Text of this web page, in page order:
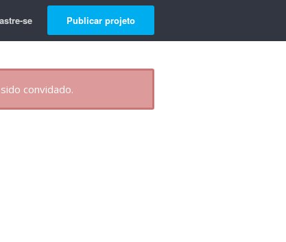
se Publicar projeto
convidado.